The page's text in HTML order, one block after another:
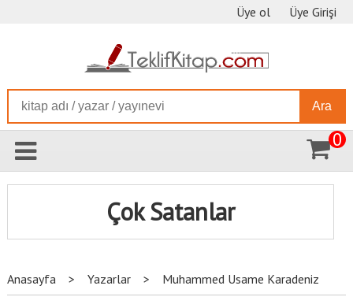
Üye ol Üye Girişi
Ara
0
Çok Satanlar
Anasayfa > Yazarlar > Muhammed Usame Karadeniz